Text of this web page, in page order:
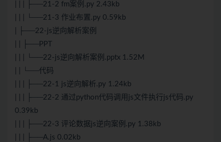
| | | ├──21-2 fm案例.py 2.43kb
| | | └──21-3 作业布置.py 0.59kb
| ├──22-js逆向解析案例
| | ├──PPT
| | | └──22-js逆向解析案例.pptx 1.52M
| | └──代码
| | | ├──22-1 js逆向解析.py 1.24kb
| | | ├──22-2 通过python代码调用js文件执行js代码.py
0.39kb
| | | ├──22-3 评论数据js逆向案例.py 1.38kb
| | | ├──A.js 0.02kb